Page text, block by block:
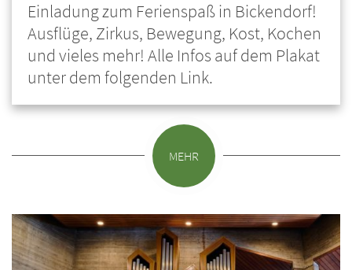
Einladung zum Ferienspaß in Bickendorf!
Ausflüge, Zirkus, Bewegung, Kost, Kochen
und vieles mehr! Alle Infos auf dem Plakat
unter dem folgenden Link.
MEHR